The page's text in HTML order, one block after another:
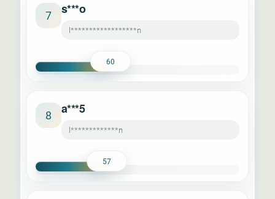
7 s***o
l******************n
60
8 a***5
l*************n
57